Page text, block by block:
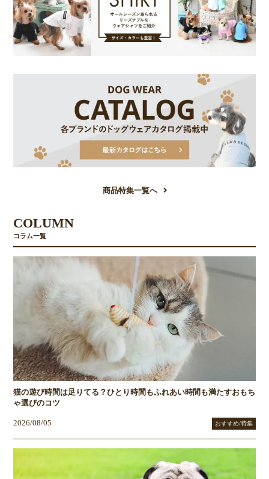
商品特集一覧へ
COLUMN
コラム一覧
猫の遊び時間は足りてる？ひとり時間もふれあい時間も満たすおもち
ゃ選びのコツ
2026/08/05 おすすめ/特集